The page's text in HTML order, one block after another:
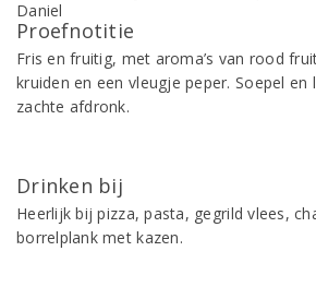
Proefnotitie
Fris en fruitig, met aroma’s van rood
kruiden en een vleugje peper. Soepel en
zachte afdronk.
Drinken bij
Heerlijk bij pizza, pasta, gegrild vlees,
borrelplank met kazen.